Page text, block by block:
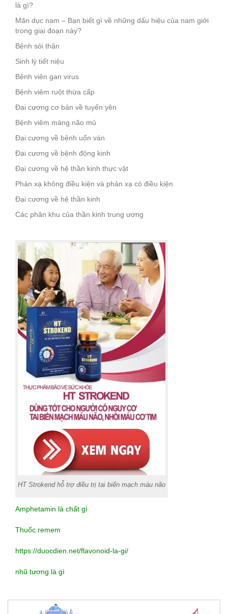
là gì?
Mãn dục nam – Bạn biết gì về những dấu hiệu của nam giới
trong giai đoạn này?
Bệnh sỏi thận
Sinh lý tiết niệu
Bệnh viên gan virus
Bệnh viêm ruột thừa cấp
Đại cương cơ bản về tuyến yên
Bệnh viêm màng não mủ
Đại cương về bệnh uốn ván
Đại cương về bệnh động kinh
Đại cương về hệ thần kinh thực vật
Phản xạ không điều kiện và phản xạ có điều kiện
Đại cương về hệ thần kinh
Các phân khu của thần kinh trung ương
HT Strokend hỗ trợ điều trị tai biến mạch máu não
Amphetamin là chất gì
Thuốc remem
https://duocdien.net/flavonoid-la-gi/
nhũ tương là gì